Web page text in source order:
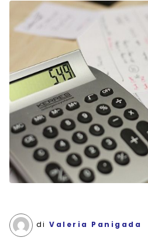
di Valeria Panigada